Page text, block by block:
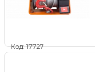
Код: 17727